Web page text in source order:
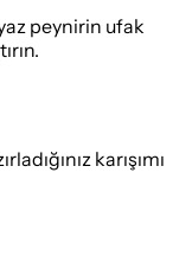
peynirin ufak
karışımı